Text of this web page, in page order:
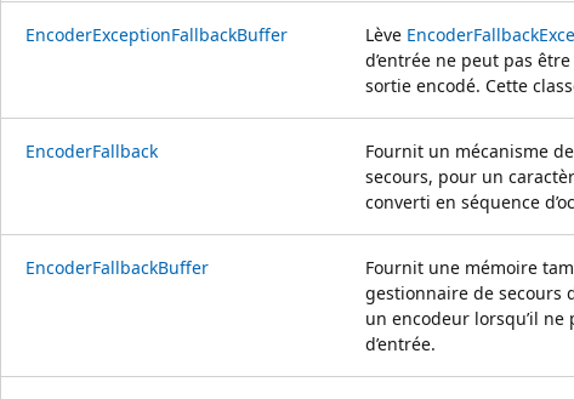
EncoderExceptionFallbackBuffer Lève
d’entrée ne peut pas
sortie encodé. Cette
EncoderFallback
Fournit un mécanisme
secours, pour un
converti en séquence
EncoderFallbackBuffer
Fournit une mémoire
gestionnaire de secours
un encodeur lorsqu’il
d’entrée.